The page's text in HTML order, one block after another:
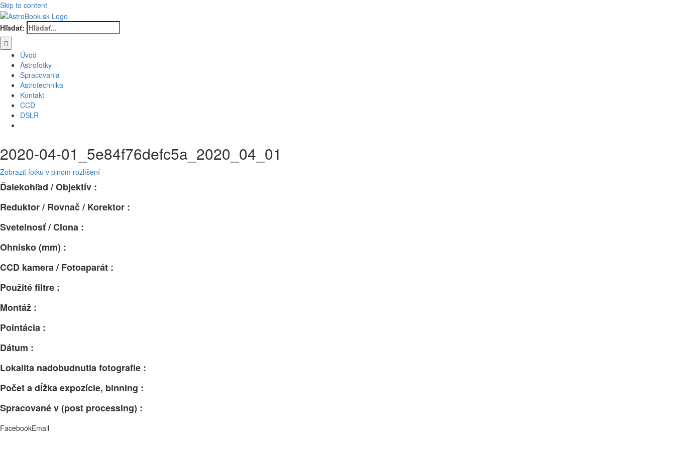
Skip to content
Hľadať:
Úvod
Astrofotky
Spracovania
Astrotechnika
Kontakt
CCD
DSLR
2020-04-01_5e84f76defc5a_2020_04_01
Zobraziť fotku v plnom rozlíšení
Ďalekohľad / Objektív :
Reduktor / Rovnač / Korektor :
Svetelnosť / Clona :
Ohnisko (mm) :
CCD kamera / Fotoaparát :
Použité filtre :
Montáž :
Pointácia :
Dátum :
Lokalita nadobudnutia fotografie :
Počet a dĺžka expozície, binning :
Spracované v (post processing) :
FacebookEmail